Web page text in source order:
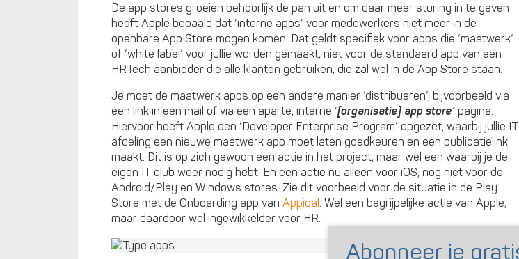
De app stores groeien behoorlijk de pan uit en om daar meer sturing in te geven
heeft Apple bepaald dat ‘interne apps’ voor medewerkers niet meer in de
openbare App Store mogen komen. Dat geldt specifiek voor apps die ‘maatwerk’
of ‘white label’ voor jullie worden gemaakt, niet voor de standaard app van een
HRTech aanbieder die alle klanten gebruiken, die zal wel in de App Store staan.
Je moet de maatwerk apps op een andere manier ‘distribueren’, bijvoorbeeld via
een link in een mail of via een aparte, interne ‘[organisatie] app store’ pagina.
Hiervoor heeft Apple een ‘Developer Enterprise Program’ opgezet, waarbij jullie IT
afdeling een nieuwe maatwerk app moet laten goedkeuren en een publicatielink
maakt. Dit is op zich gewoon een actie in het project, maar wel een waarbij je de
eigen IT club weer nodig hebt. En een actie nu alleen voor iOS, nog niet voor de
Android/Play en Windows stores. Zie dit voorbeeld voor de situatie in de Play
Store met de Onboarding app van Appical . Wel een begrijpelijke actie van Apple,
maar daardoor wel ingewikkelder voor HR.